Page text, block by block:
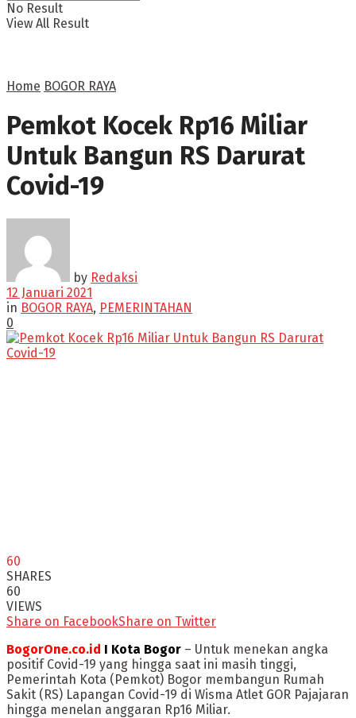
No Result
View All Result
Home BOGOR RAYA
Pemkot Kocek Rp16 Miliar
Untuk Bangun RS Darurat
Covid-19
by Redaksi
12 Januari 2021
in BOGOR RAYA, PEMERINTAHAN
0
60
SHARES
60
VIEWS
Share on FacebookShare on Twitter
BogorOne.co.id I Kota Bogor – Untuk menekan angka
positif Covid-19 yang hingga saat ini masih tinggi,
Pemerintah Kota (Pemkot) Bogor membangun Rumah
Sakit (RS) Lapangan Covid-19 di Wisma Atlet GOR Pajajaran
hingga menelan anggaran Rp16 Miliar.